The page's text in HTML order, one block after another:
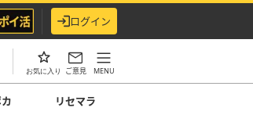
ログイン
お気に入り ご意見 MENU
リセマラ